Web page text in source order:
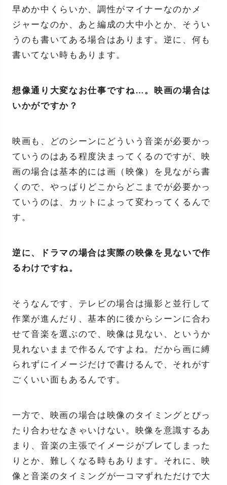
早めか中くらいか、調性がマイナーなのかメ
ジャーなのか、あと編成の大中小とか、そうい
うのも書いてある場合はあります。逆に、何も
書いてない時もあります。
想像通り大変なお仕事ですね…。映画の場合は
いかがですか？
映画も、どのシーンにどういう音楽が必要かっ
ていうのはある程度決まってくるのですが、映
画の場合は基本的には画（映像）を見ながら書
くので、やっぱりどこからどこまでが必要かっ
ていうのは、カットによって変わってくるんで
す。
逆に、ドラマの場合は実際の映像を見ないで作
るわけですね。
そうなんです、テレビの場合は撮影と並行して
作業が進んだり、基本的に後からシーンに合わ
せて音楽を選ぶので、映像は見ない、というか
見れないままで作るんですよね。だから画に縛
られずにイメージだけで書けるんで、それがす
ごくいい面もあるんです。
一方で、映画の場合は映像のタイミングとぴっ
たり合わせなきゃいけない。映像を意識するあ
まり、音楽の主張でイメージがブレてしまった
りとか、難しくなる時もあります。それに、映
像と音楽のタイミングが一コマずれただけで大